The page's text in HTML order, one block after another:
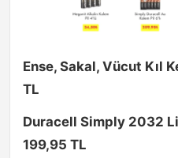
Ense, Sakal, Vücut Kıl
TL
Duracell Simply 2032
199,95 TL